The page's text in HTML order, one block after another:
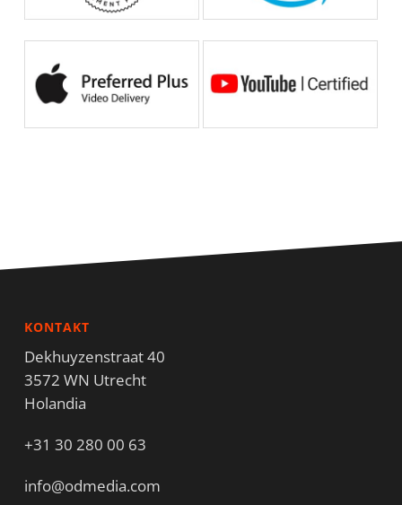
KONTAKT
Dekhuyzenstraat 40
3572 WN Utrecht
Holandia
+31 30 280 00 63
info@odmedia.com